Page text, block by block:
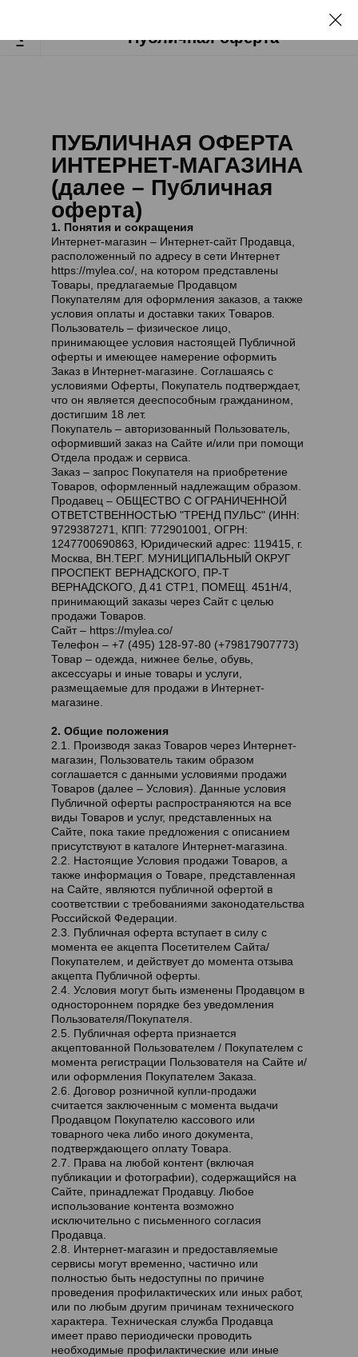
‹ Публичная оферта
ПУБЛИЧНАЯ ОФЕРТА
ИНТЕРНЕТ-МАГАЗИНА
(далее – Публичная
оферта)
1. Понятия и сокращения
Интернет-магазин – Интернет-сайт Продавца,
расположенный по адресу в сети Интернет
https://mylea.co/, на котором представлены
Товары, предлагаемые Продавцом
Покупателям для оформления заказов, а также
условия оплаты и доставки таких Товаров.
Пользователь – физическое лицо,
принимающее условия настоящей Публичной
оферты и имеющее намерение оформить
Заказ в Интернет-магазине. Соглашаясь с
условиями Оферты, Покупатель подтверждает,
что он является дееспособным гражданином,
достигшим 18 лет.
Покупатель – авторизованный Пользователь,
оформивший заказ на Сайте и/или при помощи
Отдела продаж и сервиса.
Заказ – запрос Покупателя на приобретение
Товаров, оформленный надлежащим образом.
Продавец – ОБЩЕСТВО С ОГРАНИЧЕННОЙ
ОТВЕТСТВЕННОСТЬЮ "ТРЕНД ПУЛЬС" (ИНН:
9729387271, КПП: 772901001, ОГРН:
1247700690863, Юридический адрес: 119415, г.
Москва, ВН.ТЕР.Г. МУНИЦИПАЛЬНЫЙ ОКРУГ
ПРОСПЕКТ ВЕРНАДСКОГО, ПР-Т
ВЕРНАДСКОГО, Д.41 СТР.1, ПОМЕЩ. 451Н/4,
принимающий заказы через Сайт с целью
продажи Товаров.
Сайт – https://mylea.co/
Телефон – +7 (495) 128-97-80 (+79817907773)
Товар – одежда, нижнее белье, обувь,
аксессуары и иные товары и услуги,
размещаемые для продажи в Интернет-
магазине.
2. Общие положения
2.1. Производя заказ Товаров через Интернет-
магазин, Пользователь таким образом
соглашается с данными условиями продажи
Товаров (далее – Условия). Данные условия
Публичной оферты распространяются на все
виды Товаров и услуг, представленных на
Сайте, пока такие предложения с описанием
присутствуют в каталоге Интернет-магазина.
2.2. Настоящие Условия продажи Товаров, а
также информация о Товаре, представленная
на Сайте, являются публичной офертой в
соответствии с требованиями законодательства
Российской Федерации.
2.3. Публичная оферта вступает в силу с
момента ее акцепта Посетителем Сайта/
Покупателем, и действует до момента отзыва
акцепта Публичной оферты.
2.4. Условия могут быть изменены Продавцом в
одностороннем порядке без уведомления
Пользователя/Покупателя.
2.5. Публичная оферта признается
акцептованной Пользователем / Покупателем с
момента регистрации Пользователя на Сайте и/
или оформления Покупателем Заказа.
2.6. Договор розничной купли-продажи
считается заключенным с момента выдачи
Продавцом Покупателю кассового или
товарного чека либо иного документа,
подтверждающего оплату Товара.
2.7. Права на любой контент (включая
публикации и фотографии), содержащийся на
Сайте, принадлежат Продавцу. Любое
использование контента возможно
исключительно с письменного согласия
Продавца.
2.8. Интернет-магазин и предоставляемые
сервисы могут временно, частично или
полностью быть недоступны по причине
проведения профилактических или иных работ,
или по любым другим причинам технического
характера. Техническая служба Продавца
имеет право периодически проводить
необходимые профилактические или иные